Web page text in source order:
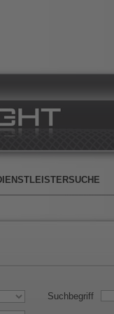
Suchbegriff